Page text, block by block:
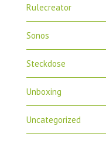
Rulecreator
Sonos
Steckdose
Unboxing
Uncategorized